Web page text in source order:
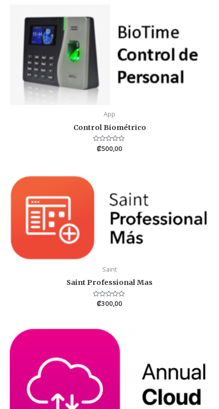
App
Control Biométrico
Valorado
en
₡500,00
Saint
Saint Professional Mas
Valorado
en
₡300,00